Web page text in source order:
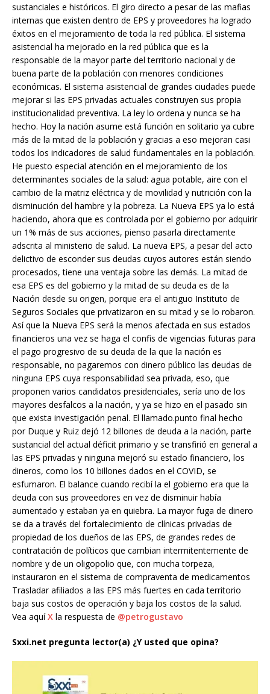
sustanciales e históricos. El giro directo a pesar de las mafias
internas que existen dentro de EPS y proveedores ha logrado
éxitos en el mejoramiento de toda la red pública. El sistema
asistencial ha mejorado en la red pública que es la
responsable de la mayor parte del territorio nacional y de
buena parte de la población con menores condiciones
económicas. El sistema asistencial de grandes ciudades puede
mejorar si las EPS privadas actuales construyen sus propia
institucionalidad preventiva. La ley lo ordena y nunca se ha
hecho. Hoy la nación asume está función en solitario ya cubre
más de la mitad de la población y gracias a eso mejoran casi
todos los indicadores de salud fundamentales en la población.
He puesto especial atención en el mejoramiento de los
determinantes sociales de la salud: agua potable, aire con el
cambio de la matriz eléctrica y de movilidad y nutrición con la
disminución del hambre y la pobreza. La Nueva EPS ya lo está
haciendo, ahora que es controlada por el gobierno por adquirir
un 1% más de sus acciones, pienso pasarla directamente
adscrita al ministerio de salud. La nueva EPS, a pesar del acto
delictivo de esconder sus deudas cuyos autores están siendo
procesados, tiene una ventaja sobre las demás. La mitad de
esa EPS es del gobierno y la mitad de su deuda es de la
Nación desde su origen, porque era el antiguo Instituto de
Seguros Sociales que privatizaron en su mitad y se lo robaron.
Así que la Nueva EPS será la menos afectada en sus estados
financieros una vez se haga el confis de vigencias futuras para
el pago progresivo de su deuda de la que la nación es
responsable, no pagaremos con dinero público las deudas de
ninguna EPS cuya responsabilidad sea privada, eso, que
proponen varios candidatos presidenciales, sería uno de los
mayores desfalcos a la nación, y ya se hizo en el pasado sin
que exista investigación penal. El llamado.punto final hecho
por Duque y Ruiz dejó 12 billones de deuda a la nación, parte
sustancial del actual déficit primario y se transfirió en general a
las EPS privadas y ninguna mejoró su estado financiero, los
dineros, como los 10 billones dados en el COVID, se
esfumaron. El balance cuando recibí la el gobierno era que la
deuda con sus proveedores en vez de disminuir había
aumentado y estaban ya en quiebra. La mayor fuga de dinero
se da a través del fortalecimiento de clínicas privadas de
propiedad de los dueños de las EPS, de grandes redes de
contratación de políticos que cambian intermitentemente de
nombre y de un oligopolio que, con mucha torpeza,
instauraron en el sistema de compraventa de medicamentos
Trasladar afiliados a las EPS más fuertes en cada territorio
baja sus costos de operación y baja los costos de la salud.
Vea aquíX la respuesta de @petrogustavo
Sxxi.net pregunta lector(a) ¿Y usted que opina?
$1.00